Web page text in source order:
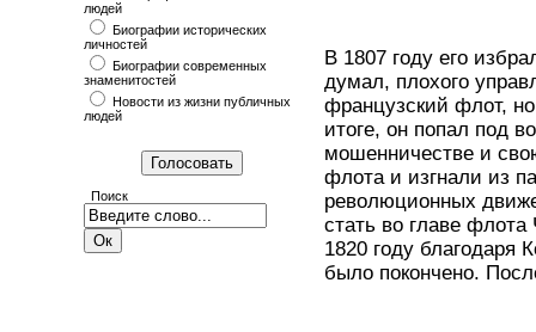
людей
Биографии исторических
личностей
Биографии современных
знаменитостей
Новости из жизни публичных
людей
Поиск
В 1807 году его
думал, плохого
французский флот,
итоге, он попал под
мошенничестве и
флота и изгнали из
революционных
стать во главе флота
1820 году благодаря
было покончено.